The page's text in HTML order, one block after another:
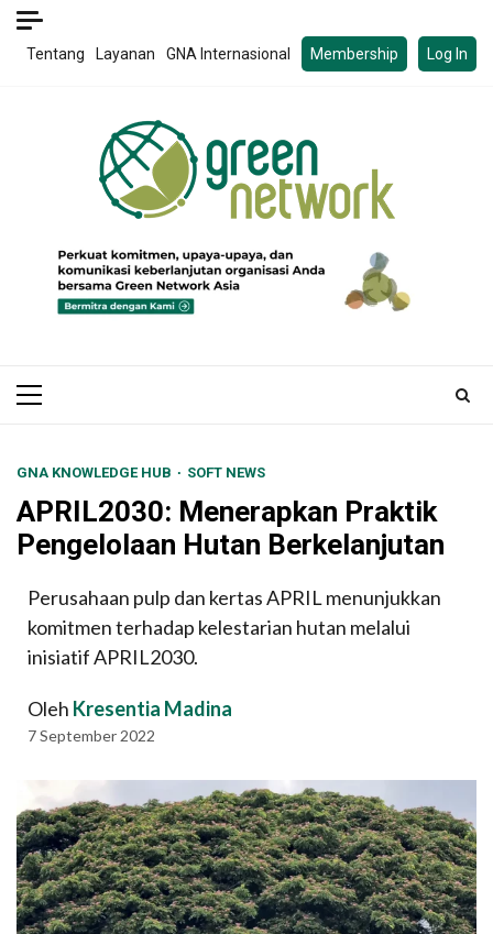
Skip
Tentang Layanan GNA Internasional Membership Log In
Primary
GNA KNOWLEDGE HUB SOFT NEWS
APRIL2030: Menerapkan Praktik
Pengelolaan Hutan Berkelanjutan
Perusahaan pulp dan kertas APRIL menunjukkan
komitmen terhadap kelestarian hutan melalui
inisiatif APRIL2030.
Oleh Kresentia Madina
7 September 2022